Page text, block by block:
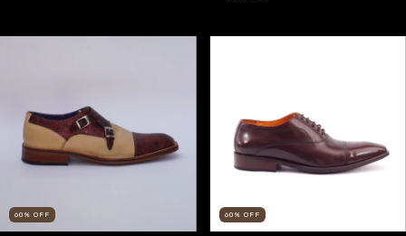
60 % OFF 60 % OFF